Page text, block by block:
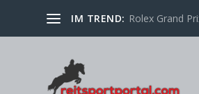
IM TREND: Rolex Grand